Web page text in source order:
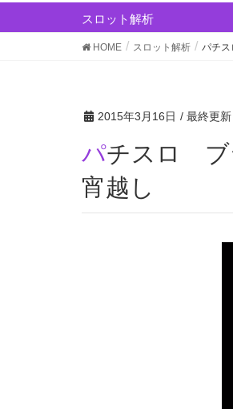
スロット解析
HOME スロット解析 パチ
2015年3月16日 / 最終更
パチスロ ブラックラグーン2 天井・恩恵・狙い目・
宵越し